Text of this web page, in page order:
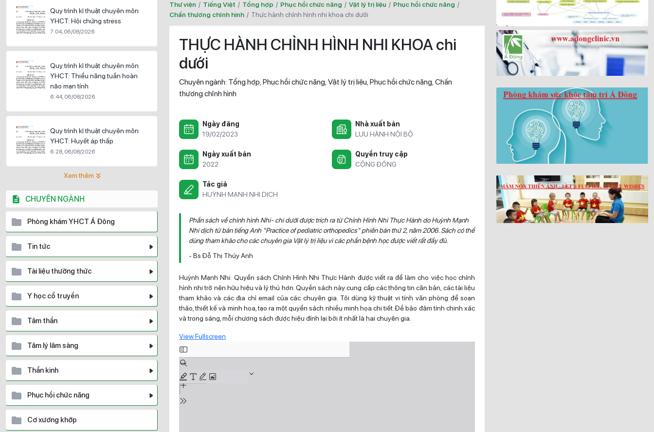
Quy trình kĩ thuật chuyên môn
YHCT: Hội chứng stress
7:04, 06/08/2026
Quy trình kĩ thuật chuyên môn
YHCT: Thiểu năng tuần hoàn
não mạn tính
6:44, 06/08/2026
Quy trình kĩ thuật chuyên môn
YHCT: Huyết áp thấp
6:28, 06/08/2026
Xem thêm
CHUYÊN NGÀNH
Phòng khám YHCT Á Đông
Tin tức
Tài liệu thường thức
Y học cổ truyền
Tâm thần
Tâm lý lâm sàng
Thần kinh
Phục hồi chức năng
Cơ xương khớp
Thư viện / Tiếng Việt / Tổng hợp / Phục hồi chức năng / Vật lý trị liệu / Phục hồi chức năng /
Chấn thương chỉnh hình / thực hành chỉnh hình nhi khoa chi dưới
THỰC HÀNH CHỈNH HÌNH NHI KHOA chi
dưới
Chuyên ngành: Tổng hợp Phục hồi chức năng Vật lý trị liệu Phục hồi chức năng Chấn
thương chỉnh hình
Ngày đăng
19/02/2023
Nhà xuất bản
LƯU HÀNH NỘI BỘ
Ngày xuất bản
2022
Quyền truy cập
CỘNG ĐỒNG
Tác giả
HUỲNH MẠNH NHI DỊCH
Phần sách về chình hình Nhi- chi dưới được trích ra từ Chỉnh Hình Nhi Thực Hành do Huỳnh Mạnh
Nhi dịch từ bản tiếng Anh "Practice of pediatric orthopedics" phiên bản thứ 2, năm 2006. Sách có thể
dùng tham khảo cho các chuyên gia Vật lý trị liệu vì các phần bệnh học được viết rất đầy đủ.
- Bs Đỗ Thị Thúy Anh
Huỳnh Mạnh Nhi: Quyển sách Chỉnh Hình Nhi Thực Hành được viết ra để làm cho việc học chính
hình nhi trở nên hữu hiệu và lý thú hơn. Quyền sách này cung cấp các thông tin căn bản, các tài liệu
tham khảo và các địa chỉ email của các chuyên gia. Tôi dùng kỹ thuật vi tính văn phòng để soạn
thảo, thiết kế và minh họa, tạo ra một quyển sách nhiều minh họa chi tiết. Đề bảo đảm tính chinh xác
và trong sáng, mỗi chương sách được hiệu đính lại bởi ít nhất là hai chuyên gia.
View Fullscreen
Skip
to
PDF
content